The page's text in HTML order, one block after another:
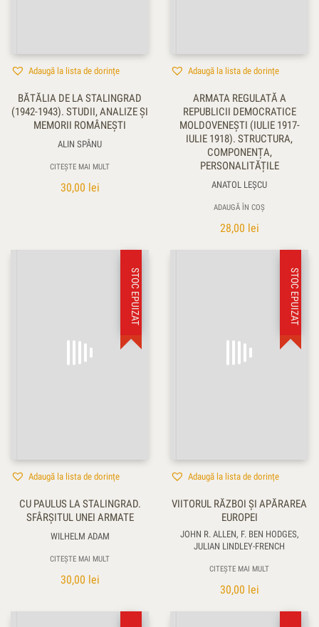
Adaugă la lista de dorințe
BĂTĂLIA DE LA STALINGRAD
(1942-1943). STUDII, ANALIZE ȘI
MEMORII ROMÂNEȘTI
ALIN SPÂNU
CITEȘTE MAI MULT
30,00 lei
Adaugă la lista de dorințe
ARMATA REGULATĂ A
REPUBLICII DEMOCRATICE
MOLDOVENEȘTI (IULIE 1917-
IULIE 1918). STRUCTURA,
COMPONENȚA,
PERSONALITĂȚILE
ANATOL LEŞCU
ADAUGĂ ÎN COȘ
28,00 lei
STOC EPUIZAT
Adaugă la lista de dorințe
CU PAULUS LA STALINGRAD.
SFÂRŞITUL UNEI ARMATE
WILHELM ADAM
CITEȘTE MAI MULT
30,00 lei
STOC EPUIZAT
Adaugă la lista de dorințe
VIITORUL RĂZBOI ŞI APĂRAREA
EUROPEI
JOHN R. ALLEN, F. BEN HODGES,
JULIAN LINDLEY-FRENCH
CITEȘTE MAI MULT
30,00 lei